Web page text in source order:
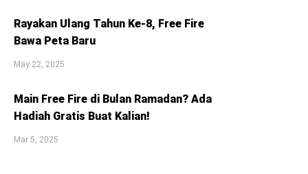
Rayakan Ulang Tahun Ke-8, Free Fire
Bawa Peta Baru
May 22, 2025
Main Free Fire di Bulan Ramadan? Ada
Hadiah Gratis Buat Kalian!
Mar 5, 2025